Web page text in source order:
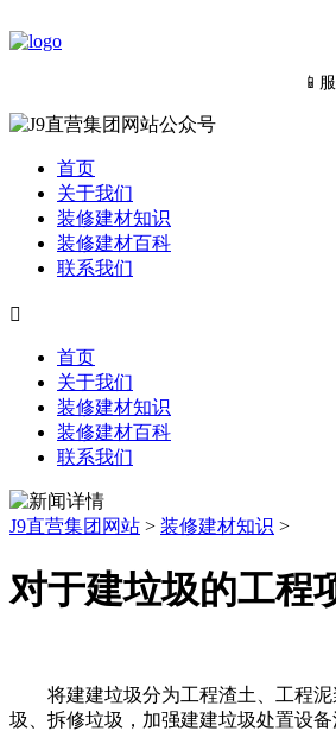
📱
首页
关于我们
装修建材知识
装修建材百科
联系我们

首页
关于我们
装修建材知识
装修建材百科
联系我们
J9直营集团网站 > 装修建材知识 >
对于建垃圾的工程
将建建垃圾分为工程渣土、工程泥
圾、拆修垃圾，加强建建垃圾处置设